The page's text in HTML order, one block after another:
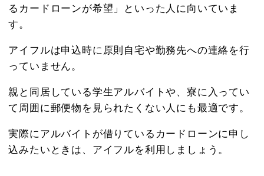
るカードローンが希望」といった人に向いていま
す。
アイフルは申込時に原則自宅や勤務先への連絡を行
っていません。
親と同居している学生アルバイトや、寮に入ってい
て周囲に郵便物を見られたくない人にも最適です。
実際にアルバイトが借りているカードローンに申し
込みたいときは、アイフルを利用しましょう。